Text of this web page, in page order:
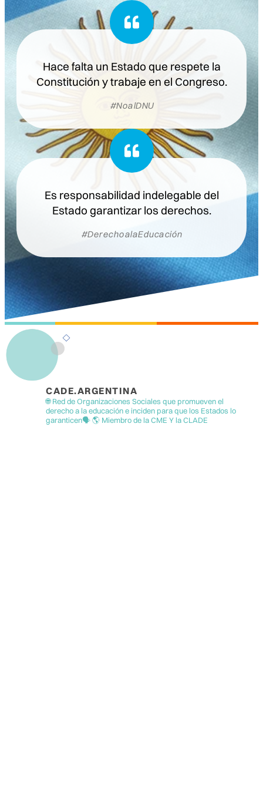
Hace falta un Estado que respete la
Constitución y trabaje en el Congreso.
#NoalDNU
Es responsabilidad indelegable del
Estado garantizar los derechos.
#DerechoalaEducación
CADE.ARGENTINA
🌐 Red de Organizaciones Sociales que promueven el
derecho a la educación e inciden para que los Estados lo
garanticen🗣️🌎 Miembro de la CME Y la CLADE